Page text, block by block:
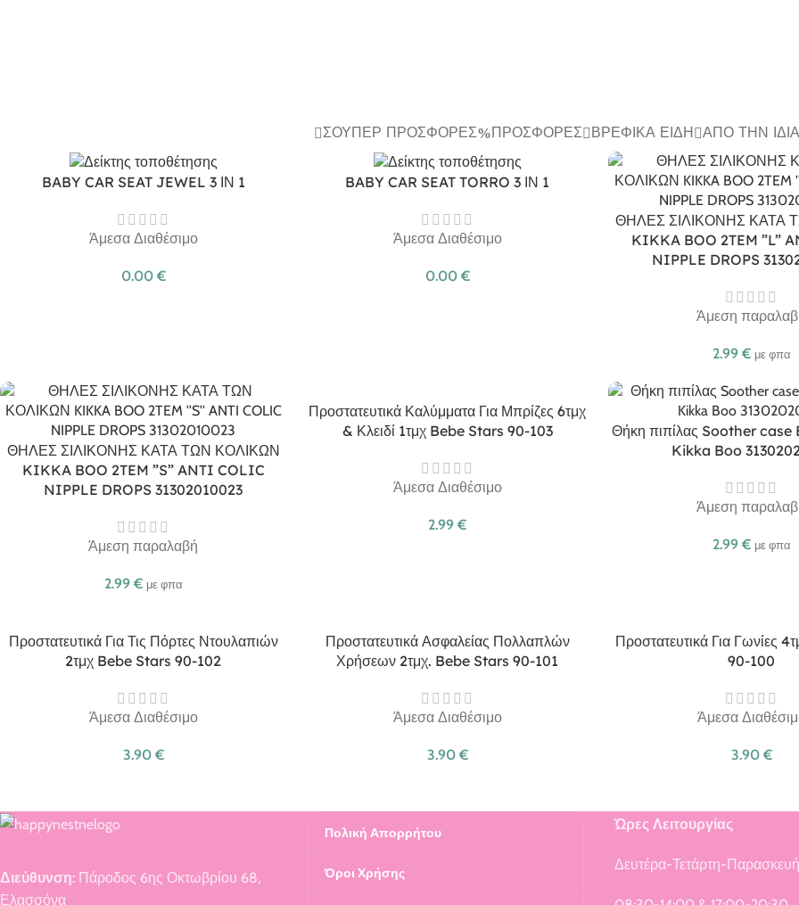
ΣΟΎΠΕΡ ΠΡΟΣΦΟΡΈΣ ΠΡΟΣΦΟΡΈΣ ΒΡΕΦΙΚΆ ΕΊΔΗ ΑΠΌ ΤΗΝ
BABY CAR SEAT JEWEL 3 ΙΝ 1
Άμεσα Διαθέσιμο
0.00 €
BABY CAR SEAT TORRO 3 ΙΝ 1
Άμεσα Διαθέσιμο
0.00 €
ΘΗΛΕΣ ΣΙΛΙΚΟΝΗΣ ΚΑΤΑ
KIKKA BOO 2TEM ”L”
NIPPLE DROPS
Άμεση
2.99 € με φπα
ΘΗΛΕΣ ΣΙΛΙΚΟΝΗΣ ΚΑΤΑ ΤΩΝ ΚΟΛΙΚΩΝ
KIKKA BOO 2TEM ”S” ANTI COLIC
NIPPLE DROPS 31302010023
Άμεση παραλαβή
2.99 € με φπα
Προστατευτικά Καλύμματα Για Μπρίζες 6τμχ
& Κλειδί 1τμχ Bebe Stars 90-103
Άμεσα Διαθέσιμο
2.99 €
Θήκη πιπίλας Soother
Kikka Boo
Άμεση
2.99 € με φπα
Προστατευτικά Για Τις Πόρτες Ντουλαπιών
2τμχ Bebe Stars 90-102
Άμεσα Διαθέσιμο
3.90 €
Προστατευτικά Ασφαλείας Πολλαπλών
Χρήσεων 2τμχ. Bebe Stars 90-101
Άμεσα Διαθέσιμο
3.90 €
Προστατευτικά Για Γωνίες
90-100
Άμεσα
3.90 €
Διεύθυνση: Πάροδος 6ης Οκτωβρίου 68,
Ελασσόνα
Πολική Απορρήτου
Όροι Χρήσης
Ώρες Λειτουργίας
Δευτέρα-Τετάρτη-Παρασκευή